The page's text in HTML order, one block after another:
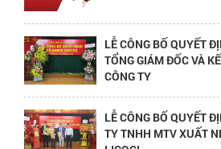
LỄ CÔNG BỐ QUYẾT
TỔNG GIÁM ĐỐC VÀ
CÔNG TY
LỄ CÔNG BỐ QUYẾT
TY TNHH MTV XUẤT